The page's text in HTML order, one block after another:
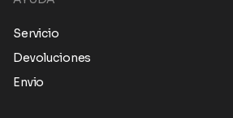
Servicio
Devoluciones
Envio